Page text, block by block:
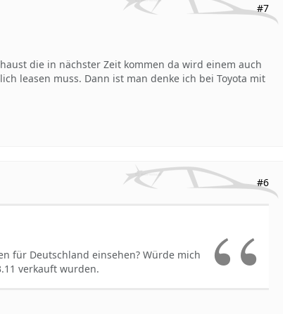
#7
die in nächster Zeit kommen da wird einem auch
leasen muss. Dann ist man denke ich bei Toyota mit
#6
für Deutschland einsehen? Würde mich
verkauft wurden.